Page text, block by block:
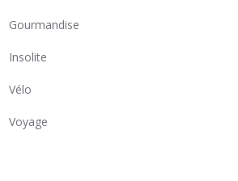
Gourmandise
Insolite
Vélo
Voyage